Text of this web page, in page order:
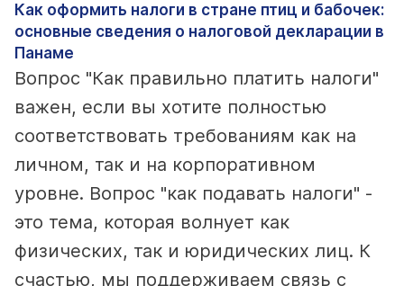
Как оформить налоги в стране птиц и бабочек:
основные сведения о налоговой декларации в
Панаме
Вопрос "Как правильно платить налоги"
важен, если вы хотите полностью
соответствовать требованиям как на
личном, так и на корпоративном
уровне. Вопрос "как подавать налоги" -
это тема, которая волнует как
физических, так и юридических лиц. К
счастью, мы поддерживаем связь с